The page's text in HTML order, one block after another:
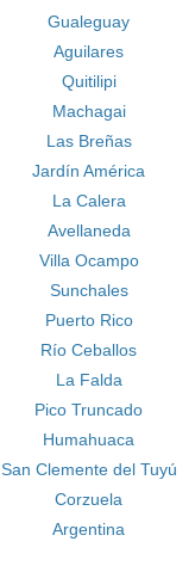
Gualeguay
Aguilares
Quitilipi
Machagai
Las Breñas
Jardín América
La Calera
Avellaneda
Villa Ocampo
Sunchales
Puerto Rico
Río Ceballos
La Falda
Pico Truncado
Humahuaca
San Clemente del Tuyú
Corzuela
Argentina